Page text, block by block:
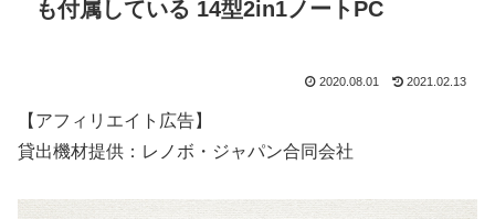
も付属している 14型2in1ノートPC
2020.08.01 2021.02.13
【アフィリエイト広告】
貸出機材提供：レノボ・ジャパン合同会社